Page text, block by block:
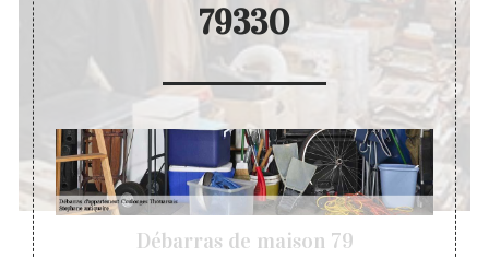
Débarras de maison 79
79330